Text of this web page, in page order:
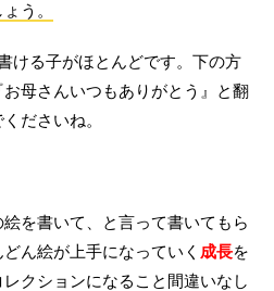
う。
ける子がほとんどです。下の方
母さんいつもありがとう』と翻
ださいね。
を書いて、と言って書いてもら
ん絵が上手になっていく 成長を
クションになること間違いなし